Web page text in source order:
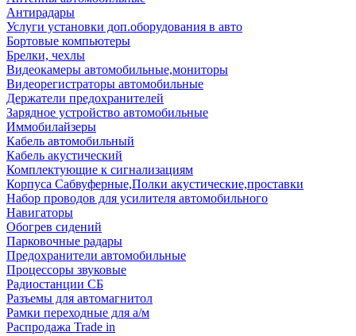
Антирадары
Услуги установки доп.оборудования в авто
Бортовые компьютеры
Брелки, чехлы
Видеокамеры автомобильные,мониторы
Видеорегистраторы автомобильные
Держатели предохранителей
Зарядное устройство автомобильные
Иммобилайзеры
Кабель автомобильный
Кабель акустический
Комплектующие к сигнализациям
Корпуса Сабвуферные,Полки акустические,проставки
Набор проводов для усилителя автомобильного
Навигаторы
Обогрев сидений
Парковочные радары
Предохранители автомобильные
Процессоры звуковые
Радиостанции СБ
Разъемы для автомагнитол
Рамки переходные для а/м
Распродажа Trade in